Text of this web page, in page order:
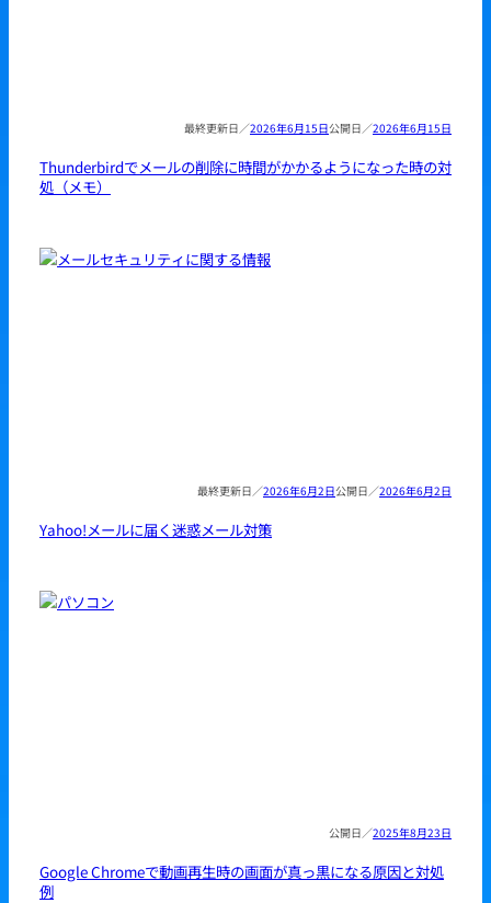
2026年6月15日 2026年6月15日
Thunderbirdでメールの削除に時間がかかるようになった時の対
処（メモ）
2026年6月2日 2026年6月2日
Yahoo!メールに届く迷惑メール対策
2025年8月23日
Google Chromeで動画再生時の画面が真っ黒になる原因と対処
例